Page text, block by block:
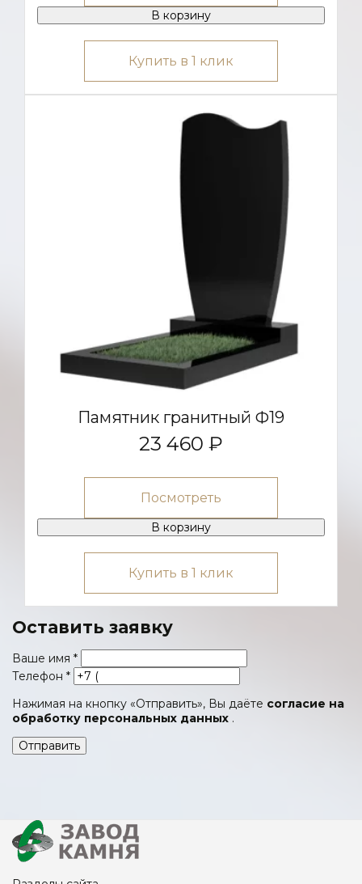
В корзину
Купить в 1 клик
Памятник гранитный Ф19
23 460 ₽
Посмотреть
В корзину
Купить в 1 клик
Оставить заявку
Ваше имя *
Телефон *
Нажимая на кнопку «Отправить», Вы даёте согласие на
обработку персональных данных .
Отправить